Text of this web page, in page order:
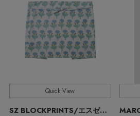
【Tシャツ】デイリーに活躍
【サンダル】ビーサンの季節！
【リネン】涼しい夏素材
SALE
ウェア
ご利用ガイド
カスタマーサポート
Quick View
SZ BLOCKPRINTS/エスゼット ブロックプリント